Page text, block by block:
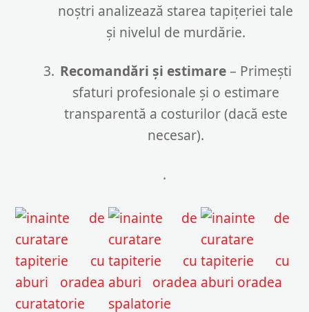
noștri analizează starea tapițeriei tale
și nivelul de murdărie.
Recomandări și estimare– Primești
sfaturi profesionale și o estimare
transparentă a costurilor (dacă este
necesar).
.